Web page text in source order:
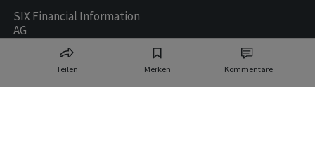
Teilen Merken Kommentare
SIX Financial Information
AG